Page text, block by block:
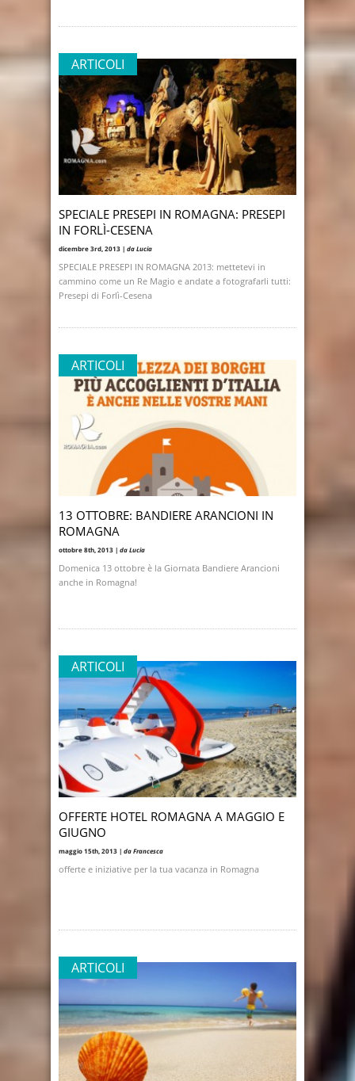
ARTICOLI
SPECIALE PRESEPI IN ROMAGNA: PRESEPI
IN FORLÌ-CESENA
dicembre 3rd, 2013 | da Lucia
SPECIALE PRESEPI IN ROMAGNA 2013: mettetevi in
cammino come un Re Magio e andate a fotografarli tutti:
Presepi di Forlì-Cesena
ARTICOLI
13 OTTOBRE: BANDIERE ARANCIONI IN
ROMAGNA
ottobre 8th, 2013 | da Lucia
Domenica 13 ottobre è la Giornata Bandiere Arancioni
anche in Romagna!
ARTICOLI
OFFERTE HOTEL ROMAGNA A MAGGIO E
GIUGNO
maggio 15th, 2013 | da Francesca
offerte e iniziative per la tua vacanza in Romagna
ARTICOLI